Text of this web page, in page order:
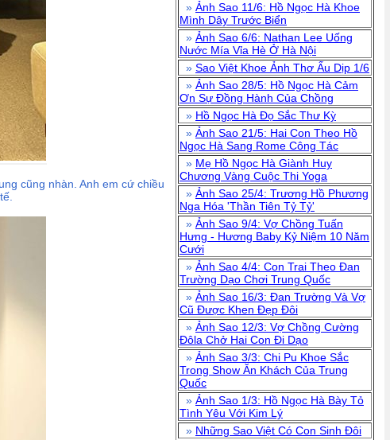
cũng nhàn. Anh em cứ chiều
» Ảnh Sao 11/6: Hồ Ngọc Hà Khoe
Mình Dây Trước Biển
» Ảnh Sao 6/6: Nathan Lee Uống
Nước Mía Vỉa Hè Ở Hà Nội
» Sao Việt Khoe Ảnh Thơ Ấu Dịp 1/6
» Ảnh Sao 28/5: Hồ Ngọc Hà Cảm
Ơn Sự Đồng Hành Của Chồng
» Hồ Ngọc Hà Đọ Sắc Thư Kỳ
» Ảnh Sao 21/5: Hai Con Theo Hồ
Ngọc Hà Sang Rome Công Tác
» Mẹ Hồ Ngọc Hà Giành Huy
Chương Vàng Cuộc Thi Yoga
» Ảnh Sao 25/4: Trương Hồ Phương
Nga Hóa 'Thần Tiên Tỷ Tỷ'
» Ảnh Sao 9/4: Vợ Chồng Tuấn
Hưng - Hương Baby Kỷ Niệm 10 Năm
Cưới
» Ảnh Sao 4/4: Con Trai Theo Đan
Trường Dạo Chơi Trung Quốc
» Ảnh Sao 16/3: Đan Trường Và Vợ
Cũ Được Khen Đẹp Đôi
» Ảnh Sao 12/3: Vợ Chồng Cường
Đôla Chở Hai Con Đi Dạo
» Ảnh Sao 3/3: Chi Pu Khoe Sắc
Trong Show Ăn Khách Của Trung
Quốc
» Ảnh Sao 1/3: Hồ Ngọc Hà Bày Tỏ
Tình Yêu Với Kim Lý
» Những Sao Việt Có Con Sinh Đôi